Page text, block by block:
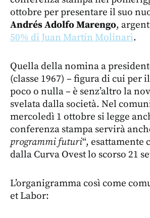
ottobre per presentare il suo
Andrés Adolfo Marengo,
50% di Juan Martín Molinari.
Quella della nomina a
(classe 1967) – figura di cui per
poco o nulla – è senz’altro la
svelata dalla società. Nel
mercoledì 1 ottobre si legge
conferenza stampa servirà
programmi futuri“, esattamente
dalla Curva Ovest lo scorso 21
L’organigramma così come
et Labor: